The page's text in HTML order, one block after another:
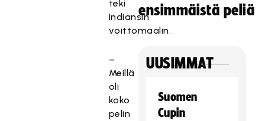
teki
Indiansin
voittomaalin.
–
Meillä
oli
koko
pelin
ensimmäistä peliä
UUSIMMAT
Suomen
Cupin